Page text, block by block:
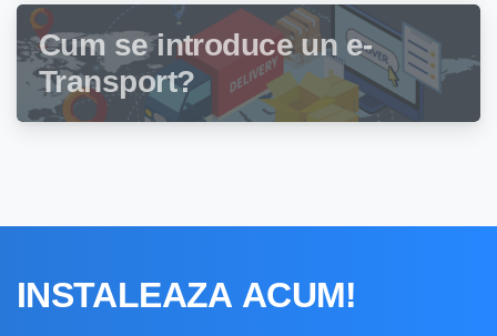
Cum se introduce un e-
Transport?
INSTALEAZA ACUM!